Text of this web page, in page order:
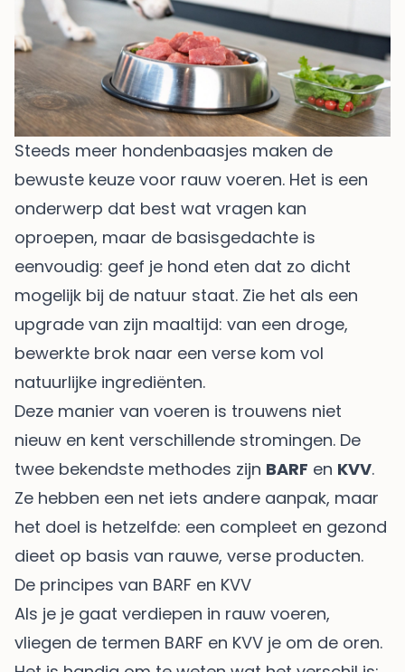
Steeds meer hondenbaasjes maken de
bewuste keuze voor rauw voeren. Het is een
onderwerp dat best wat vragen kan
oproepen, maar de basisgedachte is
eenvoudig: geef je hond eten dat zo dicht
mogelijk bij de natuur staat. Zie het als een
upgrade van zijn maaltijd: van een droge,
bewerkte brok naar een verse kom vol
natuurlijke ingrediënten.
Deze manier van voeren is trouwens niet
nieuw en kent verschillende stromingen. De
twee bekendste methodes zijn BARF en KVV.
Ze hebben een net iets andere aanpak, maar
het doel is hetzelfde: een compleet en gezond
dieet op basis van rauwe, verse producten.
De principes van BARF en KVV
Als je je gaat verdiepen in rauw voeren,
vliegen de termen BARF en KVV je om de oren.